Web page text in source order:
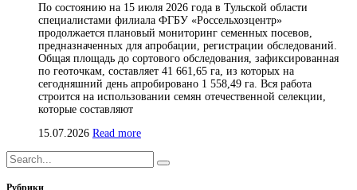
По состоянию на 15 июля 2026 года в Тульской области
специалистами филиала ФГБУ «Россельхозцентр»
продолжается плановый мониторинг семенных посевов,
предназначенных для апробации, регистрации обследований.
Общая площадь до сортового обследования, зафиксированная
по геоточкам, составляет 41 661,65 га, из которых на
сегодняшний день апробировано 1 558,49 га. Вся работа
строится на использовании семян отечественной селекции,
которые составляют
15.07.2026 Read more